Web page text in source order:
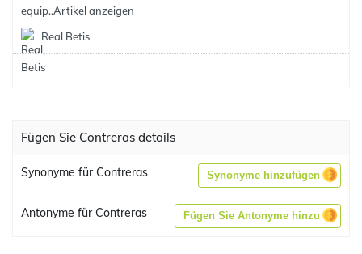
equip..Artikel anzeigen
Real Betis
Fügen Sie Contreras details
Synonyme für Contreras Synonyme hinzufügen
Antonyme für Contreras Fügen Sie Antonyme hinzu